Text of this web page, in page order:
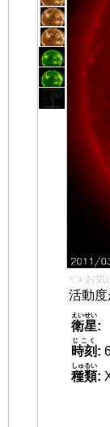
👈 お気
活動度
衛星
えいせい
:
時刻
じこく
:
種類
しゅるい
: